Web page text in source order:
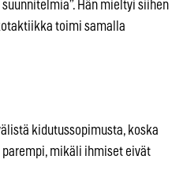
Hän mieltyi siihen
toimi samalla
kidutussopimusta, koska
parempi, mikäli ihmiset eivät